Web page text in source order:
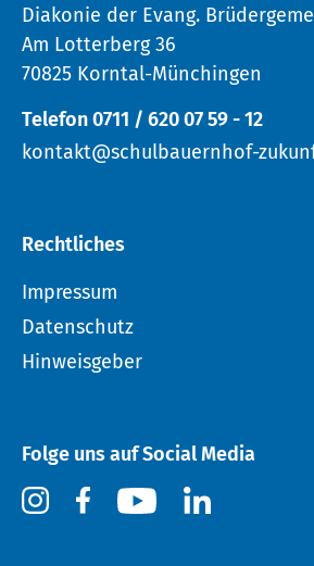
Diakonie der Evang.
Am Lotterberg 36
70825 Korntal-Münchingen
Telefon 0711 / 620 07 59 - 12
kontakt@schulbauernhof-
Rechtliches
Impressum
Datenschutz
Hinweisgeber
Folge uns auf Social Media